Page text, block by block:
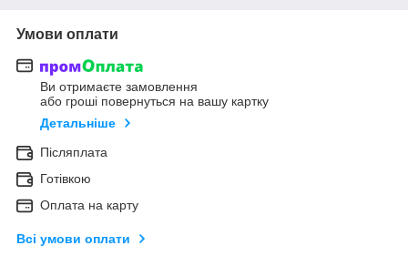
Умови оплати
Ви отримаєте замовлення
або гроші повернуться на вашу картку
Детальніше
Післяплата
Готівкою
Оплата на карту
Всі умови оплати